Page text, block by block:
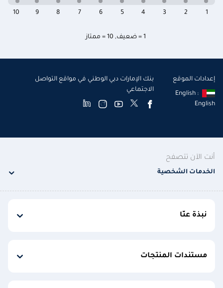
1 = ضعيف , 10 = ممتاز
10 9 8 7 6 5 4 3 2 1
إعدادات الموقع
English :
English
بنك الإمارات دبي الوطني في مواقع التواصل
الاجتماعي
أنت الآن تتصفح
الخدمات الشخصية
نبذة عنّا
مستندات المنتجات